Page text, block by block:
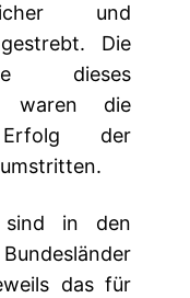
und
Die
dieses
waren die
der
sind in den
das für